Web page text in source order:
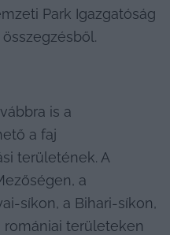
Park Igazgatóság
összegzésből.
is a
a faj
területének. A
a
síkon, a Bihari-síkon,
romániai területeken